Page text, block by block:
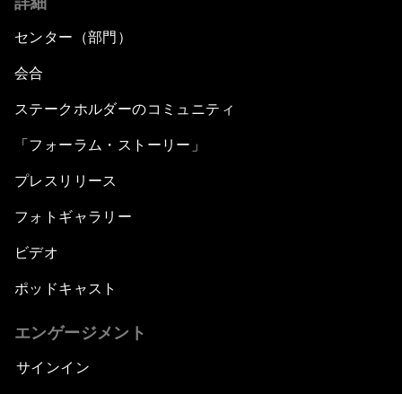
センター（部門）
会合
ステークホルダーのコミュニティ
「フォーラム・ストーリー」
プレスリリース
フォトギャラリー
ビデオ
ポッドキャスト
エンゲージメント
サインイン